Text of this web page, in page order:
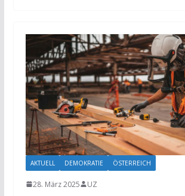
AKTUELL DEMOKRATIE ÖSTERREICH
28. März 2025 UZ